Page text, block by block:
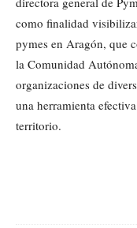
como finalidad
pymes en Aragón, que
la Comunidad
organizaciones de
una herramienta
territorio.